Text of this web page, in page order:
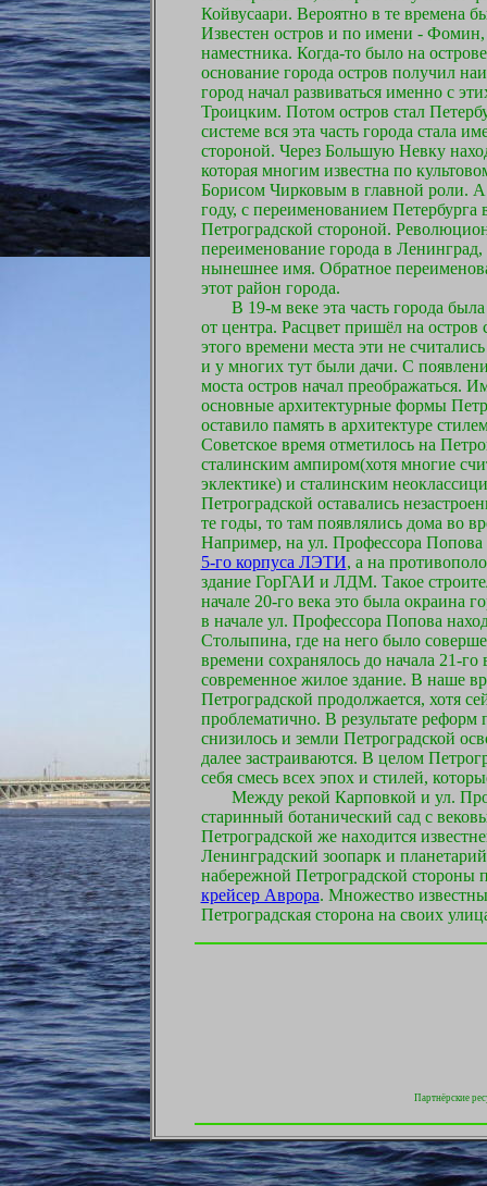
Койвусаари. Вероятно в те времена
Известен остров и по имени -
наместника. Когда-то было на
основание города остров получил
город начал развиваться именно с
Троицким. Потом остров стал
системе вся эта часть города стала
стороной. Через Большую Невку
которая многим известна по
Борисом Чирковым в главной роли. А
году, с переименованием Петербурга
Петроградской стороной.
переименование города в Ленинград,
нынешнее имя. Обратное
этот район города.
В 19-м веке эта часть города была
от центра. Расцвет пришёл на остров
этого времени места эти не
и у многих тут были дачи. С
моста остров начал преображаться.
основные архитектурные формы
оставило память в архитектуре
Советское время отметилось на
сталинским ампиром(хотя многие
эклектике) и сталинским
Петроградской оставались
те годы, то там появлялись дома во
Например, на ул. Профессора Попова
5-го корпуса ЛЭТИ, а на
здание ГорГАИ и ЛДМ. Такое
начале 20-го века это была окраина
в начале ул. Профессора Попова
Столыпина, где на него было
времени сохранялось до начала 21-го
современное жилое здание. В наше
Петроградской продолжается, хотя
проблематично. В результате реформ
снизилось и земли Петроградской
далее застраиваются. В целом
себя смесь всех эпох и стилей,
Между рекой Карповкой и ул.
старинный ботанический сад с
Петроградской же находится
Ленинградский зоопарк и
набережной Петроградской стороны
крейсер Аврора. Множество
Петроградская сторона на своих
Партнёрские